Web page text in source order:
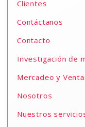
Clientes
Contáctanos
Contacto
Investigación de
Mercadeo y
Nosotros
Nuestros